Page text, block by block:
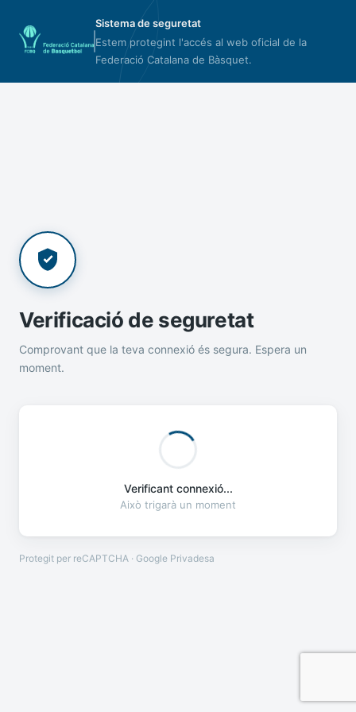
Sistema de seguretat
Estem protegint l'accés al web oficial de la
Federació Catalana de Bàsquet.
Verificació de seguretat
Comprovant que la teva connexió és segura. Espera un
moment.
Verificant connexió...
Això trigarà un moment
Protegit per reCAPTCHA · Google Privadesa